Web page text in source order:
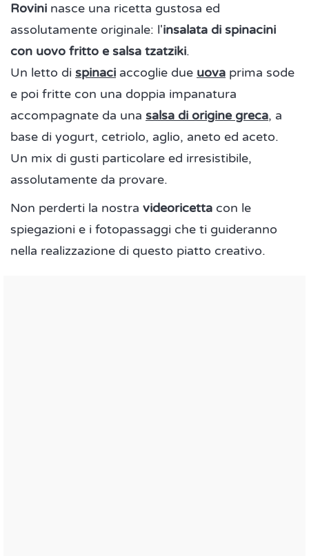
Rovini nasce una ricetta gustosa ed
assolutamente originale: l'insalata di spinacini
con uovo fritto e salsa tzatziki.
Un letto di spinaci accoglie due uova prima sode
e poi fritte con una doppia impanatura
accompagnate da una salsa di origine greca, a
base di yogurt, cetriolo, aglio, aneto ed aceto.
Un mix di gusti particolare ed irresistibile,
assolutamente da provare.
Non perderti la nostra videoricetta con le
spiegazioni e i fotopassaggi che ti guideranno
nella realizzazione di questo piatto creativo.